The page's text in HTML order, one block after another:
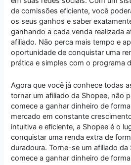
de comissões eficiente, você
os seus ganhos e saber
ganhando a cada venda realizada
afiliado. Não perca mais tempo e
oportunidade de conquistar uma
prática e simples com o programa
Agora que você já conhece todas
tornar um afiliado da Shopee, não
comece a ganhar dinheiro de
mercado em constante
intuitiva e eficiente, a Shopee é o
conquistar uma renda extra de
duradoura. Torne-se um afiliado
comece a ganhar dinheiro de